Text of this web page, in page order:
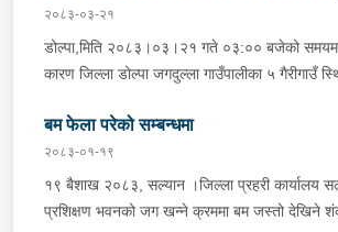
मृत्यु
२०८३-०३-२१
डोल्पा,मिति २०८३।०३।२१ गते ०३:०० बजेको समयमा
कारण जिल्ला डोल्पा जगदुल्ला गाउँपालीका ५ गैरीगाउँ
माझगाउ डोल्पाबाट प्र.स.नि. रघुनाथ पाण्डेको कमाण्डमा
खटिगई स्थानिय र प्रहरीको सहयोगमा उक्त स्थान बस्ने
छोरी बर्ष अन्दाजी ५५/५६ कि आनन्दा बि.क.
सुतिरहेको अबस्थामा पुरिएको र निज आनन्दी बि.क.लाई
बम फेला परेको सम्बन्धमा
२०८३-०१-१९
१९ बैशाख २०८३, सल्यान ।जिल्ला प्रहरी कार्यालय
प्रशिक्षण भवनको जग खन्ने क्रममा बम जस्तो देखिने